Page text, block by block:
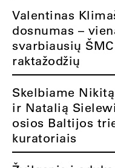
Valentinas
dosnumas –
svarbiausių
raktažodžių
Skelbiame
ir Natalią
osios Baltijos
kuratoriais